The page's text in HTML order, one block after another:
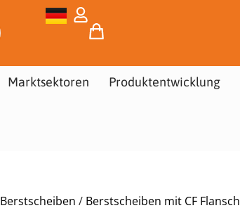
Marktsektoren Produktentwicklung
Berstscheiben / Berstscheiben mit CF Flansch